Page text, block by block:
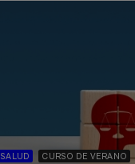
SALUD CURSO DE VERANO